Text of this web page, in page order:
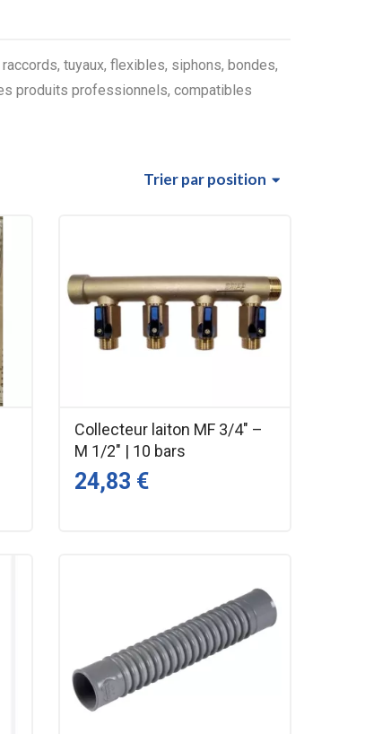
tuyaux, flexibles, siphons, bondes,
produits professionnels, compatibles
Trierpar position
Collecteur laiton MF 3/4" –
M 1/2" | 10 bars
24,83 €